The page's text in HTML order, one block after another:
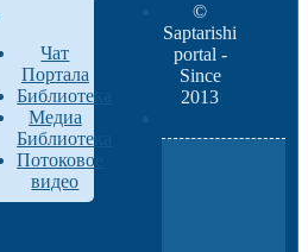
Чат
Портала
Библиотека
Медиа
Библиотека
Потоковое
видео
©
Saptarishi
portal -
Since
2013